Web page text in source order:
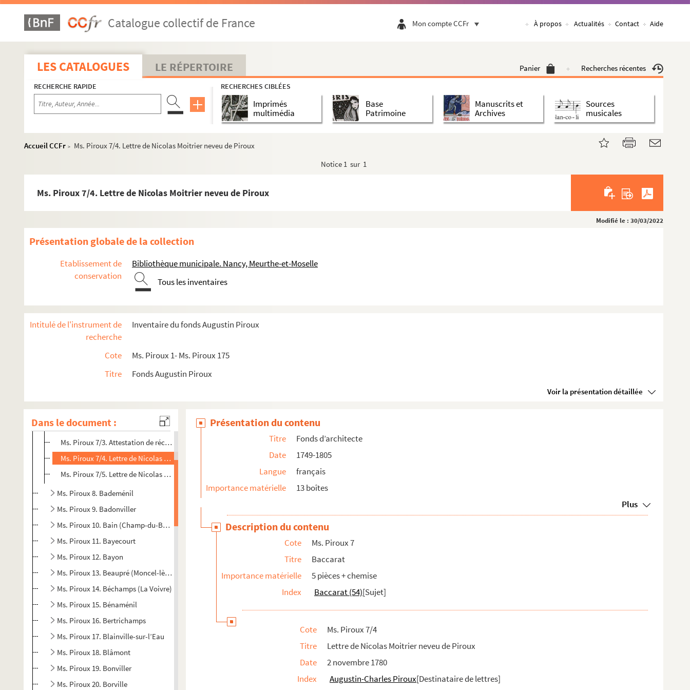
Catalogue collectif de France Mon compte CCFr À propos Actualités Contact Aide
LES CATALOGUES LE RÉPERTOIRE Panier Recherches récentes
RECHERCHE RAPIDE RECHERCHES CIBLÉES
Imprimés
multimédia
Base
Patrimoine
Manuscrits et
Archives
Sources
musicales
Accueil CCFr >
Ms. Piroux 7/4. Lettre de Nicolas Moitrier neveu de Piroux
Notice 1 sur 1
Ms. Piroux 7/4. Lettre de Nicolas Moitrier neveu de Piroux
Modifié le : 30/03/2022
Présentation globale de la collection
Etablissement de
conservation
Bibliothèque municipale. Nancy, Meurthe-et-Moselle
Tous les inventaires
Intitulé de l'instrument de
recherche
Inventaire du fonds Augustin Piroux
Cote
Ms. Piroux 1- Ms. Piroux 175
Titre
Fonds Augustin Piroux
Voir la présentation détaillée
Dans le document :
Fonds d’architecte
Ms. Piroux 2. Ambacourt
Ms. Piroux 3. Arracourt et Valhey
Ms. Piroux 5. Autrey
Ms. Piroux 6. Azerailles
Ms. Piroux 7/1. Vacation de Piroux pour Madame de la Marre
Ms. Piroux 7/2. Attestation d’un traité passé avec Maxime Renaut
Ms. Piroux 7/3. Attestation de réception d’un paiement et de redistribution de la somme
Ms. Piroux 7/4. Lettre de Nicolas Moitrier neveu de Piroux
Ms. Piroux 7/5. Lettre de Nicolas Moitrier neveu de Piroux
Ms. Piroux 8. Bademénil
Ms. Piroux 9. Badonviller
Ms. Piroux 10. Bain (Champ-du-Bain)
Ms. Piroux 11. Bayecourt
Ms. Piroux 12. Bayon
Ms. Piroux 13. Beaupré (Moncel-lès-Lunéville)
Ms. Piroux 14. Béchamps (La Voivre)
Ms. Piroux 15. Bénaménil
Ms. Piroux 16. Bertrichamps
Ms. Piroux 17. Blainville-sur-l’Eau
Ms. Piroux 18. Blâmont
Ms. Piroux 19. Bonviller
Ms. Piroux 20. Borville
Présentation du contenu
Titre
Fonds d’architecte
Date
1749-1805
Langue
français
Importance matérielle
13 boîtes
Plus
Description du contenu
Cote
Ms. Piroux 7
Titre
Baccarat
Importance matérielle
5 pièces + chemise
Index
Baccarat (54)[Sujet]
Cote
Ms. Piroux 7/4
Titre
Lettre de Nicolas Moitrier neveu de Piroux
Date
2 novembre 1780
Index
Augustin-Charles Piroux[Destinataire de lettres]